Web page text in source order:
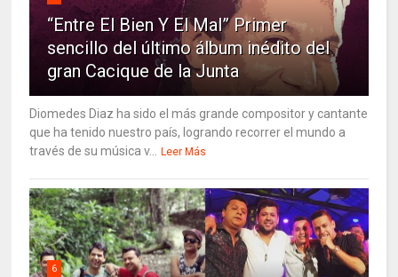
“Entre El Bien Y El Mal” Primer
sencillo del último álbum inédito del
gran Cacique de la Junta
Diomedes Diaz ha sido el más grande compositor y cantante
que ha tenido nuestro país, logrando recorrer el mundo a
través de su música v...
Leer Más
6